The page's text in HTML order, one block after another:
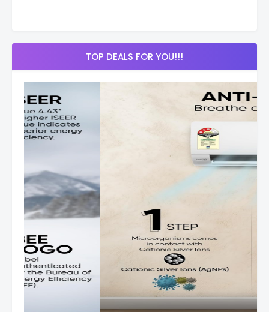
TOP DEALS FOR YOU!!!